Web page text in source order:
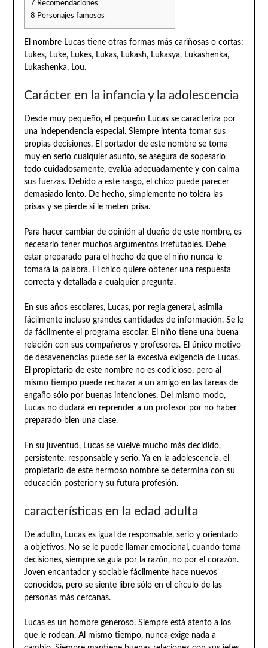
7 Recomendaciones
8 Personajes famosos
El nombre Lucas tiene otras formas más cariñosas o cortas:
Lukes, Luke, Lukes, Lukas, Lukash, Lukasya, Lukashenka,
Lukashenka, Lou.
Carácter en la infancia y la adolescencia
Desde muy pequeño, el pequeño Lucas se caracteriza por
una independencia especial. Siempre intenta tomar sus
propias decisiones. El portador de este nombre se toma
muy en serio cualquier asunto, se asegura de sopesarlo
todo cuidadosamente, evalúa adecuadamente y con calma
sus fuerzas. Debido a este rasgo, el chico puede parecer
demasiado lento. De hecho, simplemente no tolera las
prisas y se pierde si le meten prisa.
Para hacer cambiar de opinión al dueño de este nombre, es
necesario tener muchos argumentos irrefutables. Debe
estar preparado para el hecho de que el niño nunca le
tomará la palabra. El chico quiere obtener una respuesta
correcta y detallada a cualquier pregunta.
En sus años escolares, Lucas, por regla general, asimila
fácilmente incluso grandes cantidades de información. Se le
da fácilmente el programa escolar. El niño tiene una buena
relación con sus compañeros y profesores. El único motivo
de desavenencias puede ser la excesiva exigencia de Lucas.
El propietario de este nombre no es codicioso, pero al
mismo tiempo puede rechazar a un amigo en las tareas de
engaño sólo por buenas intenciones. Del mismo modo,
Lucas no dudará en reprender a un profesor por no haber
preparado bien una clase.
En su juventud, Lucas se vuelve mucho más decidido,
persistente, responsable y serio. Ya en la adolescencia, el
propietario de este hermoso nombre se determina con su
educación posterior y su futura profesión.
características en la edad adulta
De adulto, Lucas es igual de responsable, serio y orientado
a objetivos. No se le puede llamar emocional, cuando toma
decisiones, siempre se guía por la razón, no por el corazón.
Joven encantador y sociable fácilmente hace nuevos
conocidos, pero se siente libre sólo en el círculo de las
personas más cercanas.
Lucas es un hombre generoso. Siempre está atento a los
que le rodean. Al mismo tiempo, nunca exige nada a